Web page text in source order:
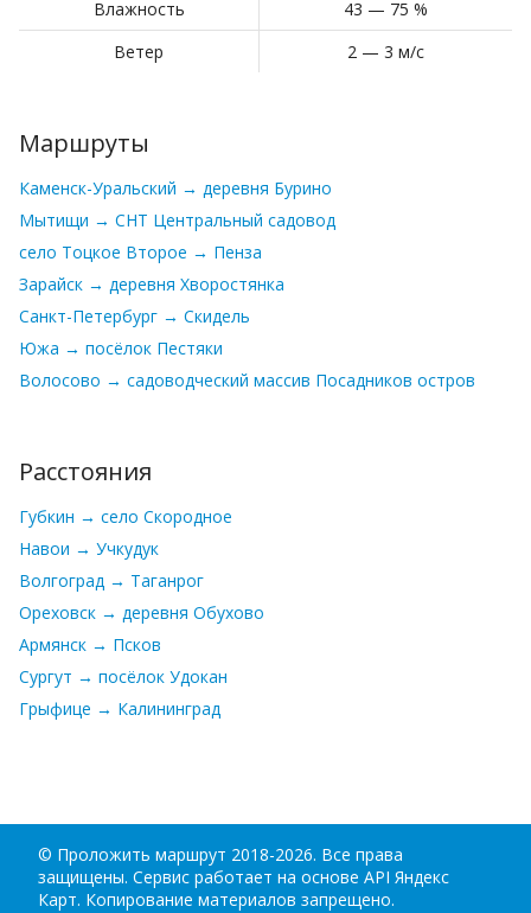
Влажность
43 — 75 %
Ветер
2 — 3 м/с
Маршруты
Каменск-Уральский → деревня Бурино
Мытищи → СНТ Центральный садовод
село Тоцкое Второе → Пенза
Зарайск → деревня Хворостянка
Санкт-Петербург → Скидель
Южа → посёлок Пестяки
Волосово → садоводческий массив Посадников остров
Расстояния
Губкин → село Скородное
Навои → Учкудук
Волгоград → Таганрог
Ореховск → деревня Обухово
Армянск → Псков
Сургут → посёлок Удокан
Грыфице → Калининград
© Проложить маршрут 2018-2026. Все права
защищены. Сервис работает на основе API Яндекс
Карт. Копирование материалов запрещено.